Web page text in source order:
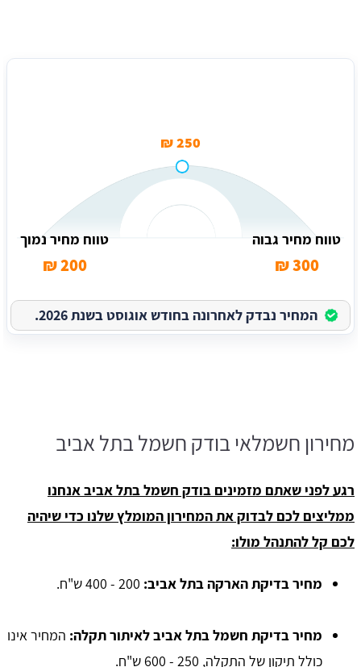
250 ₪
טווח מחיר גבוה
300 ₪
טווח מחיר נמוך
200 ₪
המחיר נבדק לאחרונה בחודש אוגוסט בשנת 2026.
מחירון חשמלאי בודק חשמל בתל אביב
רגע לפני שאתם מזמינים בודק חשמל בתל אביב אנחנו
ממליצים לכם לבדוק את המחירון המומלץ שלנו כדי שיהיה
לכם קל להתנהל מולו:
מחיר בדיקת הארקה בתל אביב: 200 - 400 ש"ח.
מחיר בדיקת חשמל בתל אביב לאיתור תקלה: המחיר אינו
כולל תיקון של התקלה, 250 - 600 ש"ח.